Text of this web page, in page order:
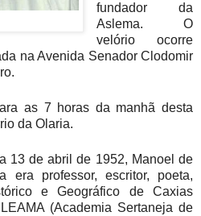
fundador da
Aslema. O
velório ocorre
na Avenida Senador Clodomir
as 7 horas da manhã desta
da Olaria.
13 de abril de 1952, Manoel de
era professor, escritor, poeta,
e Geográfico de Caxias
(Academia Sertaneja de